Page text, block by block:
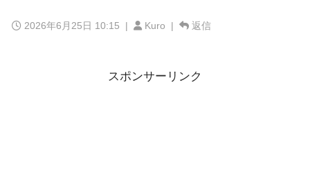
2026年6月25日 10:15 | Kuro | 返信
スポンサーリンク